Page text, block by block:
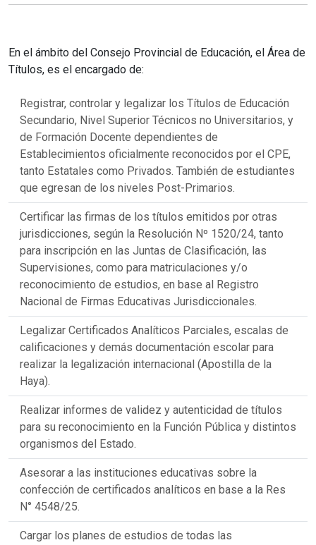
En el ámbito del Consejo Provincial de Educación, el Área de
Títulos, es el encargado de:
Registrar, controlar y legalizar los Títulos de Educación
Secundario, Nivel Superior Técnicos no Universitarios, y
de Formación Docente dependientes de
Establecimientos oficialmente reconocidos por el CPE,
tanto Estatales como Privados. También de estudiantes
que egresan de los niveles Post-Primarios.
Certificar las firmas de los títulos emitidos por otras
jurisdicciones, según la Resolución Nº 1520/24, tanto
para inscripción en las Juntas de Clasificación, las
Supervisiones, como para matriculaciones y/o
reconocimiento de estudios, en base al Registro
Nacional de Firmas Educativas Jurisdiccionales.
Legalizar Certificados Analíticos Parciales, escalas de
calificaciones y demás documentación escolar para
realizar la legalización internacional (Apostilla de la
Haya).
Realizar informes de validez y autenticidad de títulos
para su reconocimiento en la Función Pública y distintos
organismos del Estado.
Asesorar a las instituciones educativas sobre la
confección de certificados analíticos en base a la Res
N° 4548/25.
Cargar los planes de estudios de todas las